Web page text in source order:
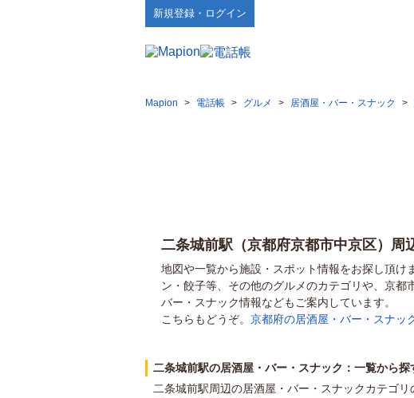
新規登録・ログイン
Mapion > 電話帳 > グルメ > 居酒屋・バー・スナック >
二条城前駅（京都府京都市中京区）周
地図や一覧から施設・スポット情報をお探し頂け
ン・餃子等、その他のグルメのカテゴリや、京都
バー・スナック情報などもご案内しています。
こちらもどうぞ。 京都府の居酒屋・バー・スナッ
二条城前駅の居酒屋・バー・スナック：一覧から探
二条城前駅周辺の居酒屋・バー・スナックカテゴ